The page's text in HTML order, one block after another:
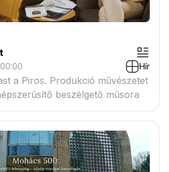
Hír
a Piros. Produkció művészetet
beszélgető műsora